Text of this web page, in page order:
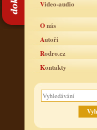
Video-audio
O nás
Autoři
Rodro.cz
Kontakty